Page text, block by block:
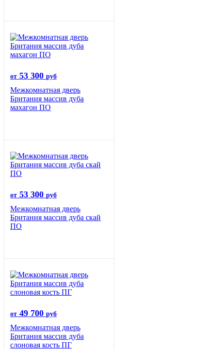
от 53 300 руб
Межкомнатная дверь
Британия массив дуба
махагон ПО
от 53 300 руб
Межкомнатная дверь
Британия массив дуба скай
ПО
от 49 700 руб
Межкомнатная дверь
Британия массив дуба
слоновая кость ПГ